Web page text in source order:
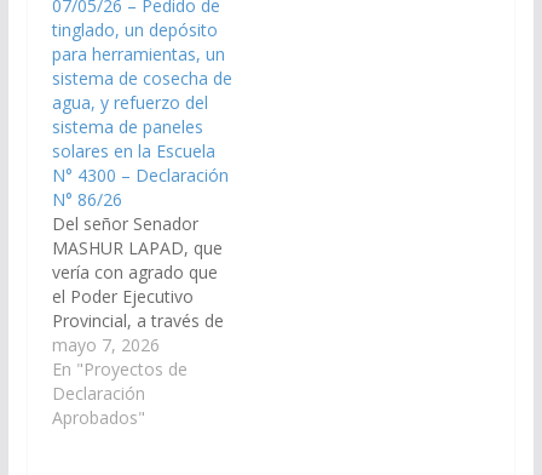
y Ministerio de
Educación y Cultura,
disponga las medidas
y recursos necesarios
para la…
07/05/26 – Pedido de
tinglado, un depósito
para herramientas, un
sistema de cosecha de
agua, y refuerzo del
sistema de paneles
solares en la Escuela
N° 4300 – Declaración
N° 86/26
Del señor Senador
MASHUR LAPAD, que
vería con agrado que
el Poder Ejecutivo
Provincial, a través de
la Secretaría de Obras
Públicas dependiente
de la Jefatura de
Gabinete de Ministros
mayo 7, 2026
En "Proyectos de
Declaración
Aprobados"